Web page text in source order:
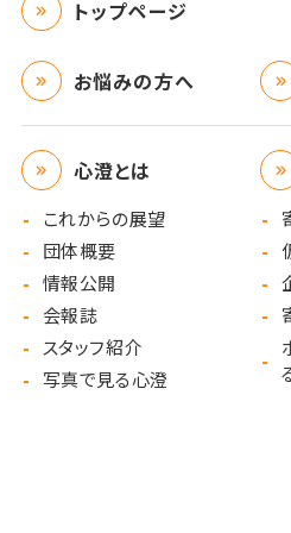
トップページ
お悩みの方へ
心澄とは
これからの展望
団体概要
情報公開
会報誌
スタッフ紹介
写真で見る心澄